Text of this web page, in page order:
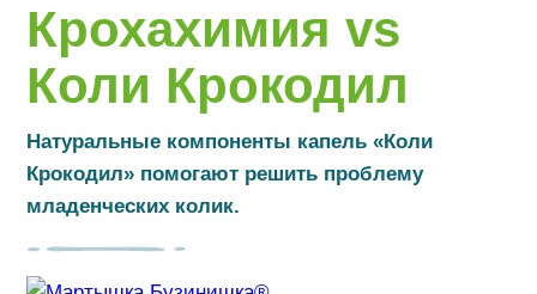
Крохахимия vs
Коли Крокодил
Натуральные компоненты капель «Коли
Крокодил» помогают решить проблему
младенческих колик.